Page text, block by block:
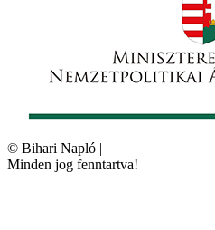
© Bihari Napló |
Minden jog fenntartva!